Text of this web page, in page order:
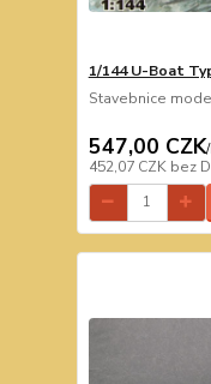
1/144 U-Boat
Stavebnice
547,00 CZK/
452,07 CZK bez